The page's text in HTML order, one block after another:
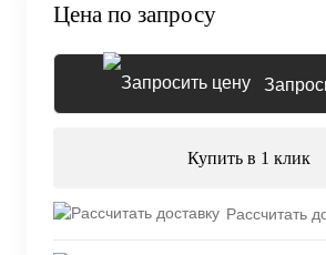
Цена по запросу
Купить в 1 клик
Рассчитать